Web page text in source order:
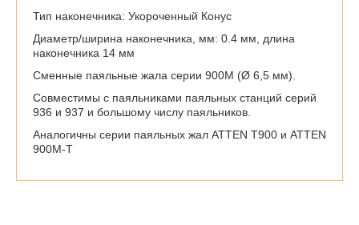
Тип наконечника: Укороченный Конус
Диаметр/ширина наконечника, мм: 0.4 мм, длина
наконечника 14 мм
Сменные паяльные жала серии 900M (Ø 6,5 мм).
Совместимы с паяльниками паяльных станций серий
936 и 937 и большому числу паяльников.
Аналогичны серии паяльных жал ATTEN T900 и ATTEN
900M-T